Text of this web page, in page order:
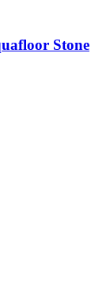
Stone